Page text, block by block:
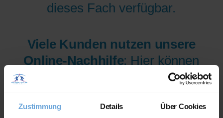
Zustimmung Details Über Cookies
dieses Fach verfügbar.
Viele Kunden nutzen unsere
Online-Nachhilfe: Hier können
wir Ihnen aus mehr als 300
Lehrer/innen pro Fach und
Niveau die am besten